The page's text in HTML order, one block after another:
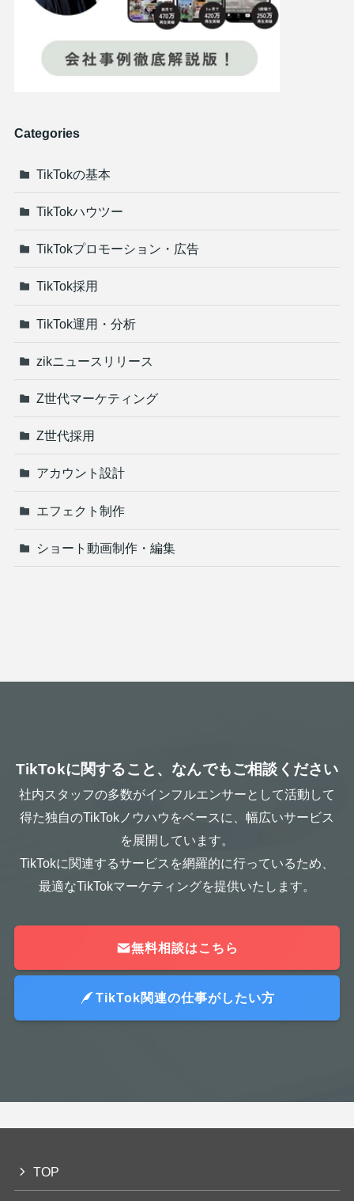
Categories
TikTokの基本
TikTokハウツー
TikTokプロモーション・広告
TikTok採用
TikTok運用・分析
zikニュースリリース
Z世代マーケティング
Z世代採用
アカウント設計
エフェクト制作
ショート動画制作・編集
TikTokに関すること、なんでもご相談ください
社内スタッフの多数がインフルエンサーとして活動して
得た独自のTikTokノウハウをベースに、幅広いサービス
を展開しています。
TikTokに関連するサービスを網羅的に行っているため、
最適なTikTokマーケティングを提供いたします。
無料相談はこちら
TikTok関連の仕事がしたい方
TOP